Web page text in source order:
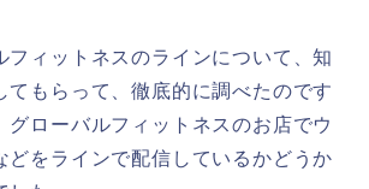
フィットネスのラインについて、知
てもらって、徹底的に調べたのです
グローバルフィットネスのお店でウ
どをラインで配信しているかどうか